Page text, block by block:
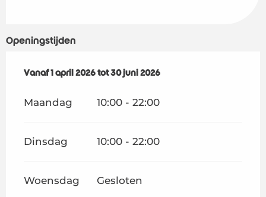
Openingstijden
Vanaf1 april 2026 tot30 juni 2026
Vanaf1 april 2026 tot30 juni 2026
Maandag 10:00 - 22:00
Dinsdag 10:00 - 22:00
Woensdag Gesloten